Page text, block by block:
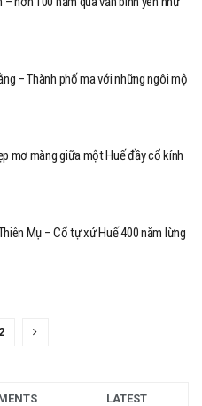
– Thành phố ma với những ngôi mộ
mơ màng giữa một Huế đầy cổ kính
Mụ – Cổ tự xứ Huế 400 năm lừng
2
LATEST